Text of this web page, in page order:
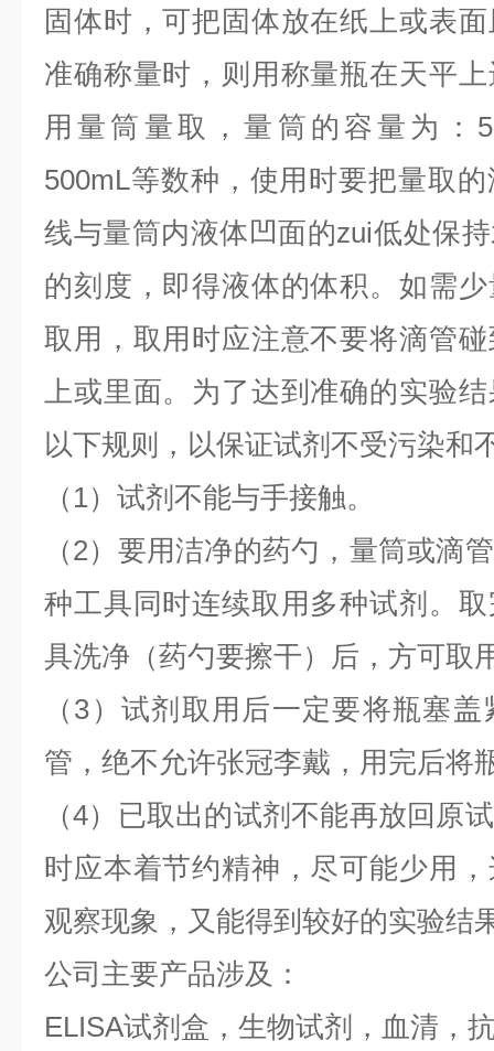
固体时，可把固体放在纸上或表
准确称量时，则用称量瓶在天平
用量筒量取，量筒的容量为：
500mL等数种，使用时要把量取
线与量筒内液体凹面的zui低处保
的刻度，即得液体的体积。如需
取用，取用时应注意不要将滴管
上或里面。为了达到准确的实验
以下规则，以保证试剂不受污染和
（1）试剂不能与手接触。
（2）要用洁净的药勺，量筒或滴
种工具同时连续取用多种试剂。
具洗净（药勺要擦干）后，方可取
（3）试剂取用后一定要将瓶塞
管，绝不允许张冠李戴，用完后将
（4）已取出的试剂不能再放回原
时应本着节约精神，尽可能少用
观察现象，又能得到较好的实验结
公司主要产品涉及：
ELISA试剂盒，生物试剂，血清，